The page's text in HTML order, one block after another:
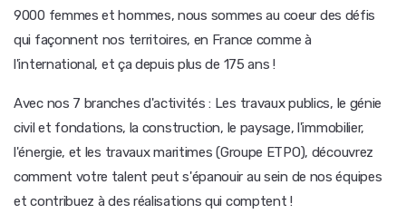
9000 femmes et hommes, nous sommes au coeur des défis
qui façonnent nos territoires, en France comme à
l'international, et ça depuis plus de 175 ans !
Avec nos 7 branches d'activités : Les travaux publics, le génie
civil et fondations, la construction, le paysage, l'immobilier,
l'énergie, et les travaux maritimes (Groupe ETPO), découvrez
comment votre talent peut s'épanouir au sein de nos équipes
et contribuez à des réalisations qui comptent !